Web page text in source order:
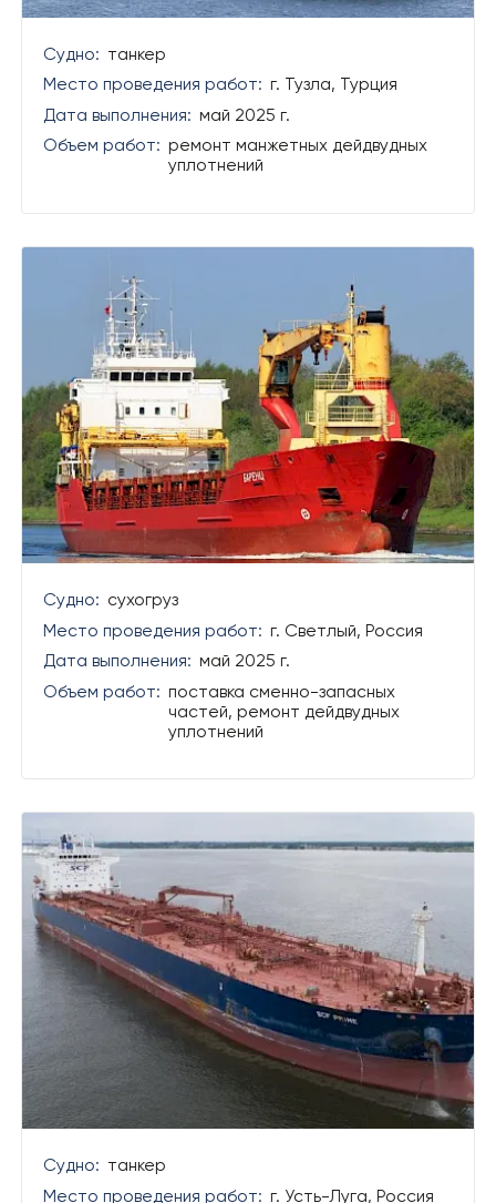
Судно: танкер
Место проведения работ: г. Тузла, Турция
Дата выполнения: май 2025 г.
Объем работ: ремонт манжетных дейдвудных
уплотнений
Судно: сухогруз
Место проведения работ: г. Светлый, Россия
Дата выполнения: май 2025 г.
Объем работ: поставка сменно-запасных
частей, ремонт дейдвудных
уплотнений
Судно: танкер
Место проведения работ: г. Усть-Луга, Россия